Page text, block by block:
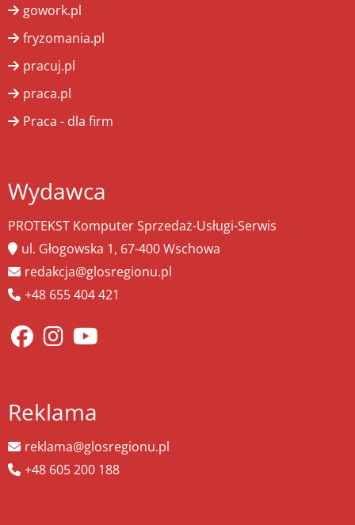
gowork.pl
fryzomania.pl
pracuj.pl
praca.pl
Praca - dla firm
Wydawca
PROTEKST Komputer Sprzedaż-Usługi-Serwis
ul. Głogowska 1, 67-400 Wschowa
redakcja@glosregionu.pl
+48 655 404 421
Reklama
reklama@glosregionu.pl
+48 605 200 188